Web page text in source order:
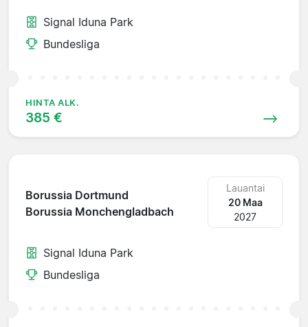
Signal Iduna Park
Bundesliga
HINTA ALK.
385 €
Borussia Dortmund
Borussia Monchengladbach
Lauantai
20 Maa
2027
Signal Iduna Park
Bundesliga